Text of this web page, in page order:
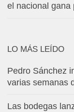
el nacional gana
LO MÁS LEÍDO
Pedro Sánchez
varias semanas
Las bodegas